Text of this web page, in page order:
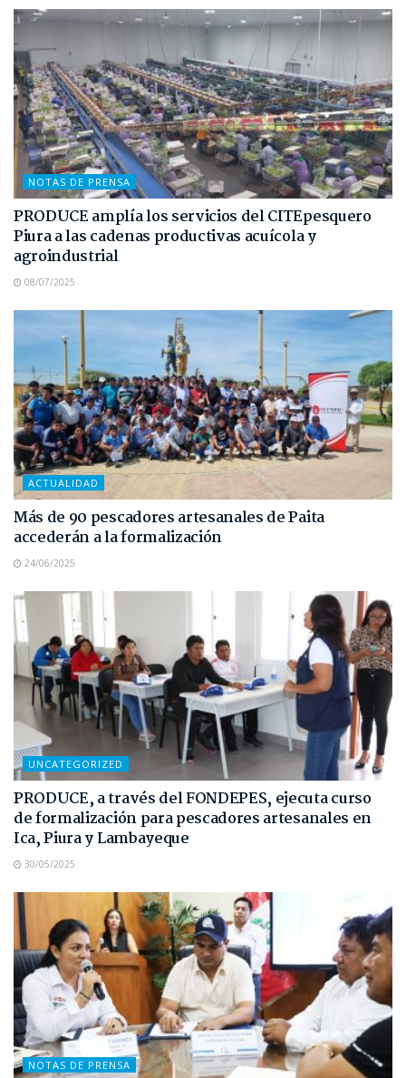
NOTAS DE PRENSA
PRODUCE amplía los servicios del CITEpesquero
Piura a las cadenas productivas acuícola y
agroindustrial
08/07/2025
ACTUALIDAD
Más de 90 pescadores artesanales de Paita
accederán a la formalización
24/06/2025
UNCATEGORIZED
PRODUCE, a través del FONDEPES, ejecuta curso
de formalización para pescadores artesanales en
Ica, Piura y Lambayeque
30/05/2025
NOTAS DE PRENSA